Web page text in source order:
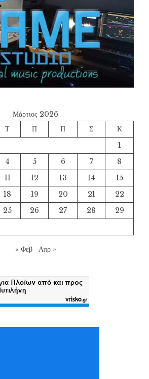
Μάρτιος 2026
Τ Π Π Σ
Κ
1
4 5 6 7
8
11 12 13 14
15
18 19 20 21
22
25 26 27 28
29
« Φεβ Απρ »